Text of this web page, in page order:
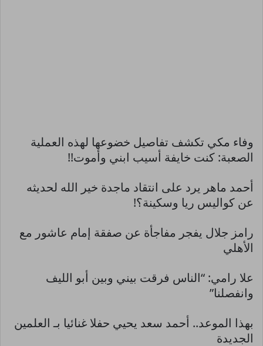
وفاء مكي تكشف تفاصيل خضوعها لهذه العملية
الصعبة: كنت خايفة أسيب ابني وأموت!!
أحمد ماهر يرد على انتقاد ماجدة خير الله لحديثه
عن كواليس ريا وسكينة؟!
رامز جلال يفجر مفاجأة عن صفقة إمام عاشور مع
الأهلي
علا رامي: “الناس فرقت بيني وبين أبو الليف
وانفصلنا”
بهذا الموعد.. أحمد سعد يحيي حفلا غنائيا بـ العلمين
الجديدة